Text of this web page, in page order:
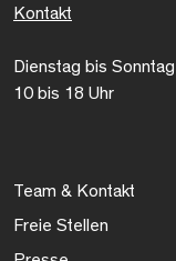
Kontakt
Dienstag bis Sonntag
10 bis 18 Uhr
Team & Kontakt
Freie Stellen